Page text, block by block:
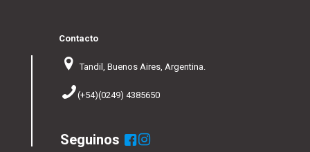
Contacto
Tandil, Buenos Aires, Argentina.
(+54)(0249) 4385650
Seguinos